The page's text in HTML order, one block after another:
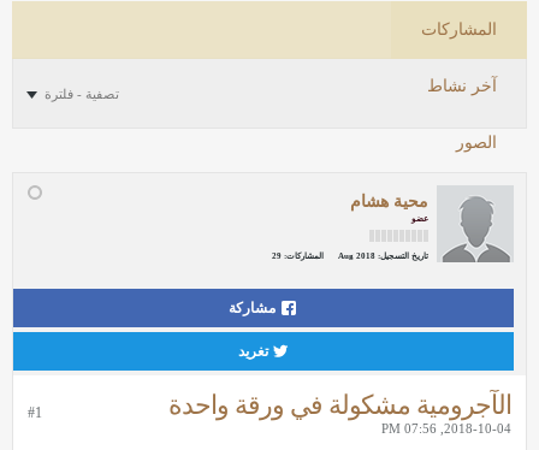
المشاركات
آخر نشاط
الصور
تصفية - فلترة
محية هشام
عضو
تاريخ التسجيل: Aug 2018 المشاركات: 29
مشاركة
تغريد
#1 الآجرومية مشكولة في ورقة واحدة
2018-10-04, 07:56 PM